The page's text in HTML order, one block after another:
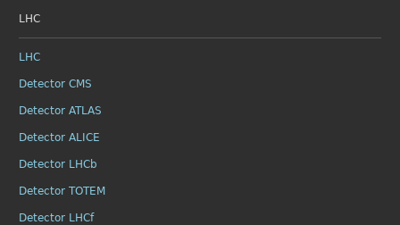
LHC
LHC
Detector CMS
Detector ATLAS
Detector ALICE
Detector LHCb
Detector TOTEM
Detector LHCf